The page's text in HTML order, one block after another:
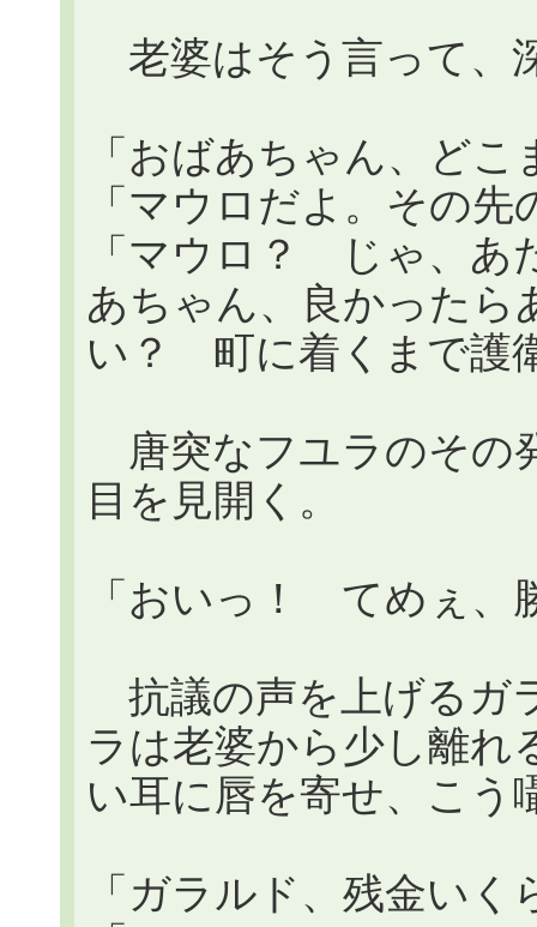
老婆はそう言って、
「おばあちゃん、ど
「マウロだよ。その
「マウロ？ じゃ、
あちゃん、良かったら
い？ 町に着くまで護
唐突なフユラのその
目を見開く。
「おいっ！ てめぇ、
抗議の声を上げるガ
ラは老婆から少し離れ
い耳に唇を寄せ、こう
「ガラルド、残金いく